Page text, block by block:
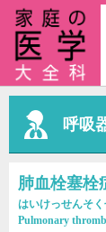
呼吸
肺血栓塞栓
はいけっせんそ
Pulmonary